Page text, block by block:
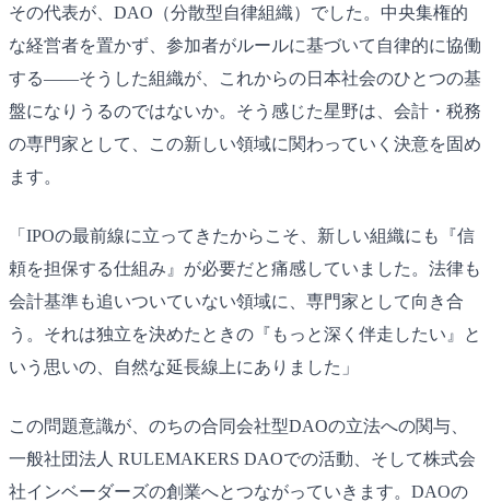
その代表が、DAO（分散型自律組織）でした。中央集権的
な経営者を置かず、参加者がルールに基づいて自律的に協働
する――そうした組織が、これからの日本社会のひとつの基
盤になりうるのではないか。そう感じた星野は、会計・税務
の専門家として、この新しい領域に関わっていく決意を固め
ます。
「IPOの最前線に立ってきたからこそ、新しい組織にも『信
頼を担保する仕組み』が必要だと痛感していました。法律も
会計基準も追いついていない領域に、専門家として向き合
う。それは独立を決めたときの『もっと深く伴走したい』と
いう思いの、自然な延長線上にありました」
この問題意識が、のちの合同会社型DAOの立法への関与、
一般社団法人 RULEMAKERS DAOでの活動、そして株式会
社インベーダーズの創業へとつながっていきます。DAOの